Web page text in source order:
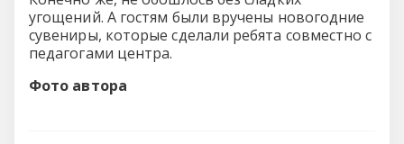
угощений. А гостям были вручены новогодние
сувениры, которые сделали ребята совместно с
педагогами центра.
Фото автора